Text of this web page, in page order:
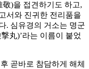
)을 접견하기도 하고,
서와 진귀한 전리품을
. 심유경의 거소는 명군
丸)’라는 이름이 붙었
곧바로 참담하게 해체